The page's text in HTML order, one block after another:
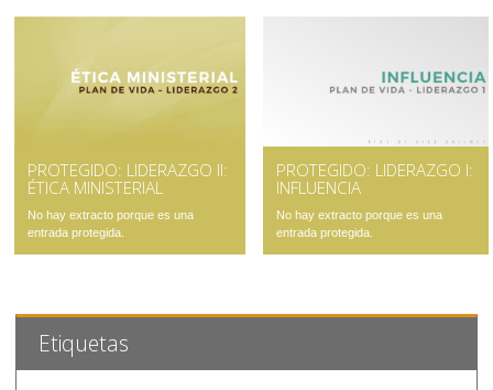
PROTEGIDO: LIDERAZGO II:
ÉTICA MINISTERIAL
No hay extracto porque es una
entrada protegida.
PROTEGIDO: LIDERAZGO I:
INFLUENCIA
No hay extracto porque es una
entrada protegida.
Etiquetas